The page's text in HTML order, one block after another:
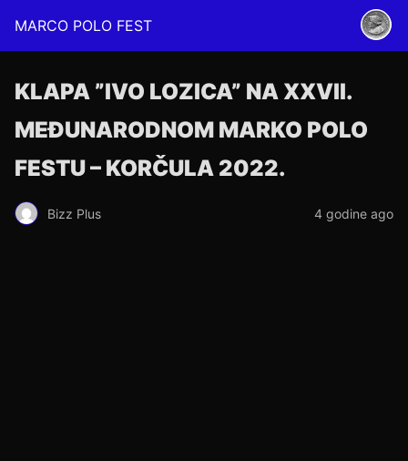
MARCO POLO FEST
KLAPA ”IVO LOZICA” NA XXVII.
MEĐUNARODNOM MARKO POLO
FESTU – KORČULA 2022.
Bizz Plus 4 godine ago